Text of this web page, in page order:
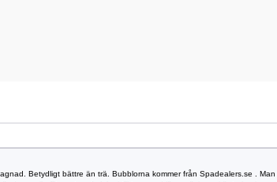
Betydligt bättre än trä. Bubblorna kommer från Spadealers.se .